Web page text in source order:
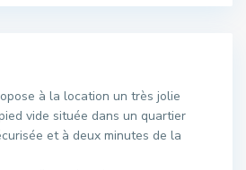
à la location un très jolie
vide située dans un quartier
et à deux minutes de la